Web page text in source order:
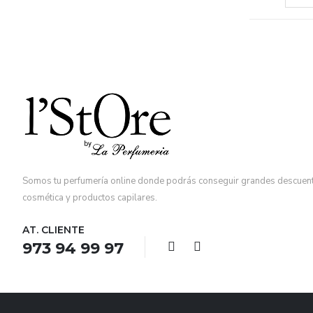
Somos tu perfumería online donde podrás conseguir grandes
cosmética y productos capilares.
AT. CLIENTE
973 94 99 97